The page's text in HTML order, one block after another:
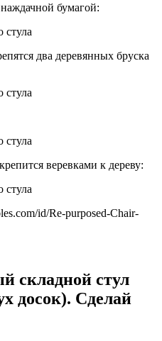
бумагой:
два деревянных бруска
веревками к дереву:
id/Re-purposed-Chair-
складной стул
досок). Сделай